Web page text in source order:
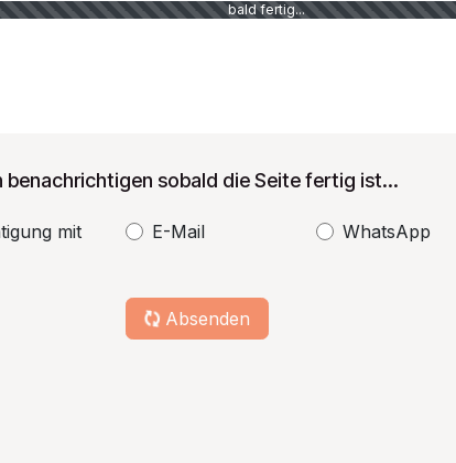
bald fertig...
benachrichtigen sobald die Seite fertig ist...
mit E-Mail WhatsApp
Absenden